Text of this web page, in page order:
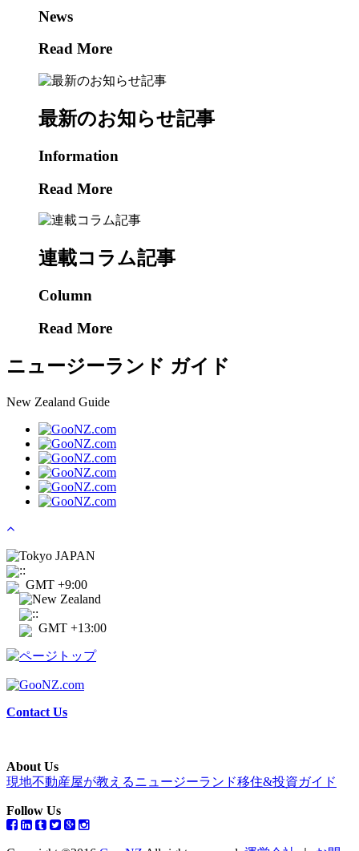
News
Read More
最新のお知らせ記事
Information
Read More
連載コラム記事
Column
Read More
ニュージーランド ガイド
New Zealand Guide
Tokyo JAPAN
::
GMT +9:00
New Zealand
::
GMT +13:00
Contact Us
About Us
現地不動産屋が教えるニュージーランド移住&投資ガイド
Follow Us